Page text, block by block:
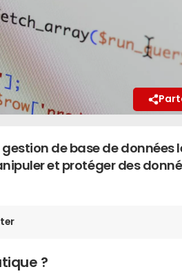
de base de données
et protéger des
?